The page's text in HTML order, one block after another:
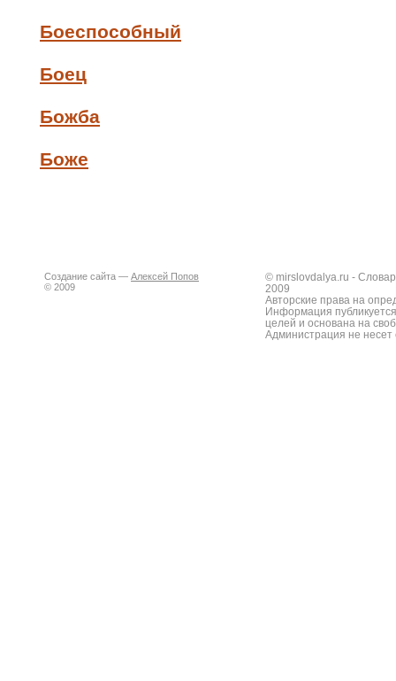
Боеспособный
Боец
Божба
Боже
Создание сайта — Алексей Попов
© 2009
© mirslovdalya.ru -
2009
Авторские права на
Информация
целей и основана на
Администрация не несет